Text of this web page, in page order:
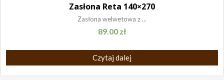
Zasłona Reta 140×270
Zasłona welwetowa z ...
89.00 zł
Czytaj dalej